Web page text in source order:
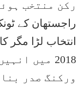
راجستھان کے
انتخاب لڑا مگر
2018 میں
ورکنگ صدر